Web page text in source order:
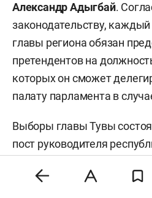
Александр Адыгбай.
законодательству,
главы региона обязан
претендентов на
которых он сможет
палату парламента в
Выборы главы Тувы
пост руководителя
Иргит(«Новые люди»),